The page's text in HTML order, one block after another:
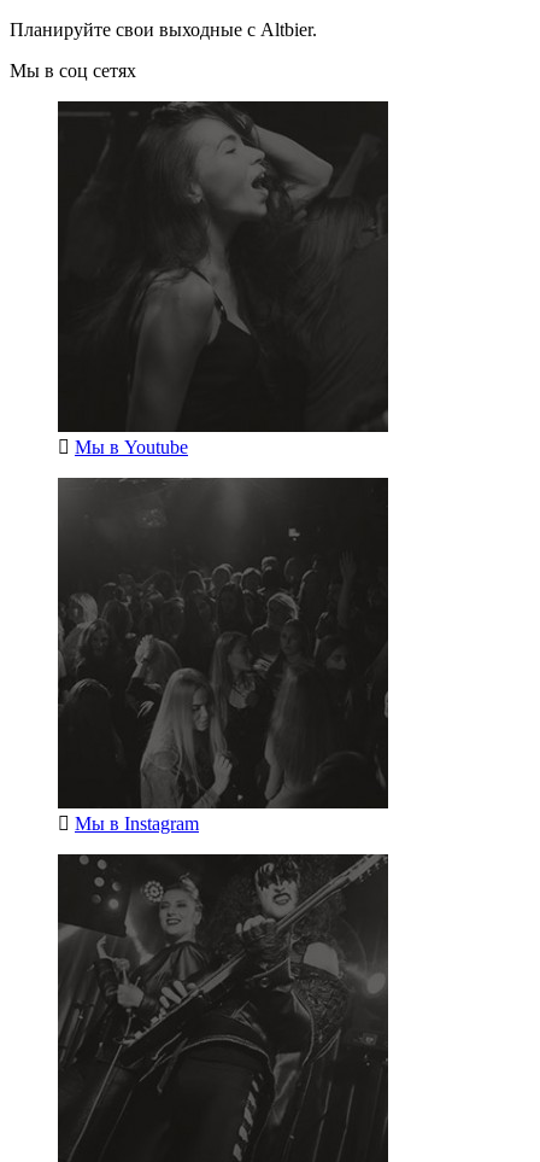
Планируйте свои выходные с Altbier.
Мы в соц сетях
Мы в Youtube
Мы в Instagram